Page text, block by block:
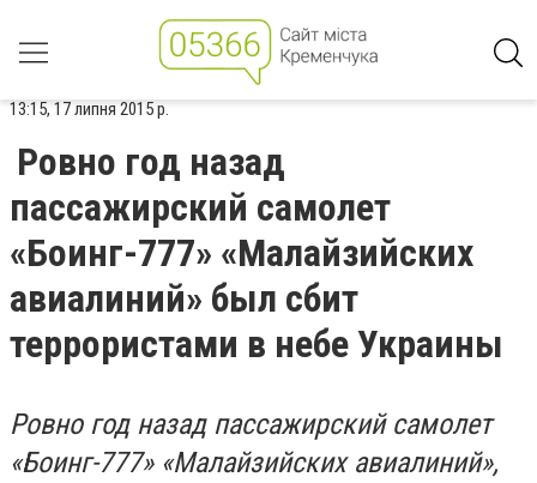
13:15, 17 липня 2015 р.
Ровно год назад
пассажирский самолет
«Боинг-777» «Малайзийских
авиалиний» был сбит
террористами в небе Украины
Ровно год назад пассажирский самолет
«Боинг-777» «Малайзийских авиалиний»,